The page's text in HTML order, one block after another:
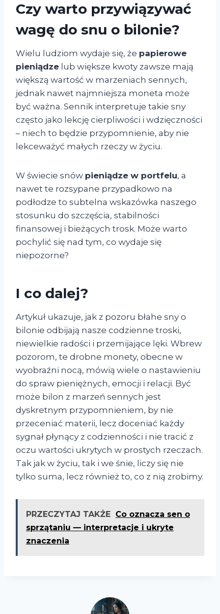
Czy warto przywiązywać
wagę do snu o bilonie?
Wielu ludziom wydaje się, że papierowe
pieniądze lub większe kwoty zawsze mają
większą wartość w marzeniach sennych,
jednak nawet najmniejsza moneta może
być ważna. Sennik interpretuje takie sny
często jako lekcję cierpliwości i wdzięczności
– niech to będzie przypomnienie, aby nie
lekceważyć małych rzeczy w życiu.
W świecie snów pieniądze w portfelu, a
nawet te rozsypane przypadkowo na
podłodze to subtelna wskazówka naszego
stosunku do szczęścia, stabilności
finansowej i bieżących trosk. Może warto
pochylić się nad tym, co wydaje się
niepozorne?
I co dalej?
Artykuł ukazuje, jak z pozoru błahe sny o
bilonie odbijają nasze codzienne troski,
niewielkie radości i przemijające lęki. Wbrew
pozorom, te drobne monety, obecne w
wyobraźni nocą, mówią wiele o nastawieniu
do spraw pieniężnych, emocji i relacji. Być
może bilon z marzeń sennych jest
dyskretnym przypomnieniem, by nie
przeceniać materii, lecz doceniać każdy
sygnał płynący z codzienności i nie tracić z
oczu wartości ukrytych w prostych rzeczach.
Tak jak w życiu, tak i we śnie, liczy się nie
tylko suma, lecz również to, co z nią zrobimy.
PRZECZYTAJ TAKŻE Co oznacza sen o
sprzątaniu — interpretacje i ukryte
znaczenia